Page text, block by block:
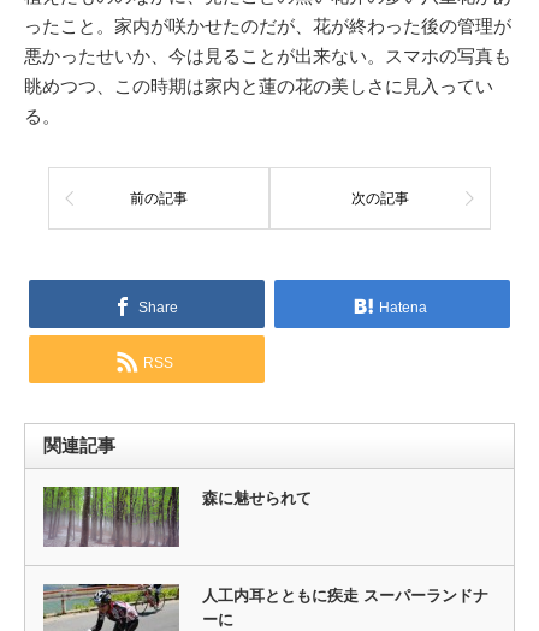
ったこと。家内が咲かせたのだが、花が終わった後の管理が
悪かったせいか、今は見ることが出来ない。スマホの写真も
眺めつつ、この時期は家内と蓮の花の美しさに見入ってい
る。
前の記事 次の記事
Share Hatena
RSS
関連記事
森に魅せられて
人工内耳とともに疾走 スーパーランドナ
ーに